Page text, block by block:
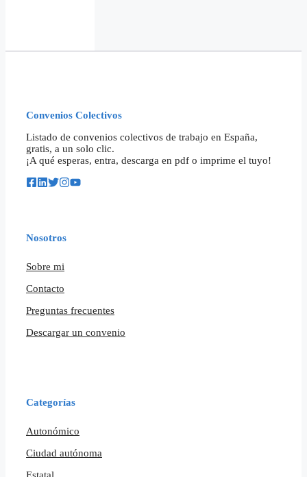
Convenios Colectivos
Listado de convenios colectivos de trabajo en España,
gratis, a un solo clic.
¡A qué esperas, entra, descarga en pdf o imprime el tuyo!
Nosotros
Sobre mi
Contacto
Preguntas frecuentes
Descargar un convenio
Categorías
Autonómico
Ciudad autónoma